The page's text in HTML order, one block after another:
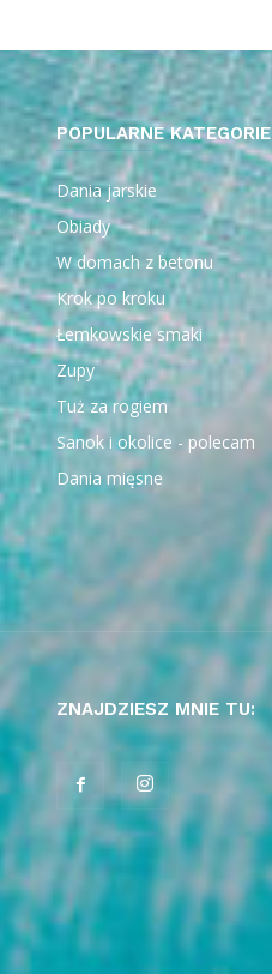
POPULARNE KATEGORIE
Dania jarskie
Obiady
W domach z betonu
Krok po kroku
Łemkowskie smaki
Zupy
Tuż za rogiem
Sanok i okolice - polecam
Dania mięsne
ZNAJDZIESZ MNIE TU: